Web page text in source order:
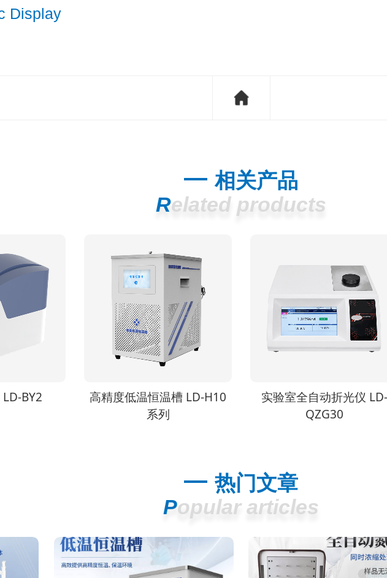
Display
相关产品
Related products
槽 LD-H10
实验室全自动折光仪 LD-
QZG30
压盖型冻干机 LD-DG20
热门文章
Popular articles